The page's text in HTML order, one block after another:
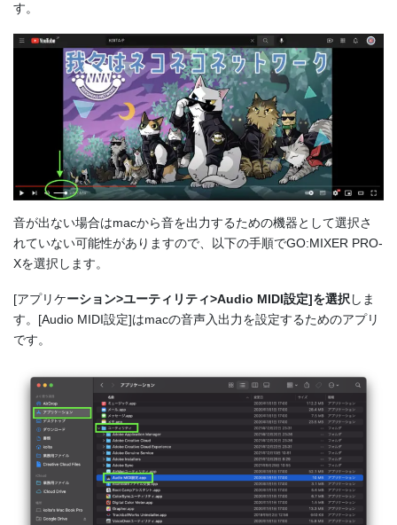
す。
音が出ない場合はmacから音を出力するための機器として選択さ
れていない可能性がありますので、以下の手順でGO:MIXER PRO-
Xを選択します。
[アプリケーション>ユーティリティ>Audio MIDI設定]を選択 しま
す。[Audio MIDI設定]はmacの音声入出力を設定するためのアプリ
です。